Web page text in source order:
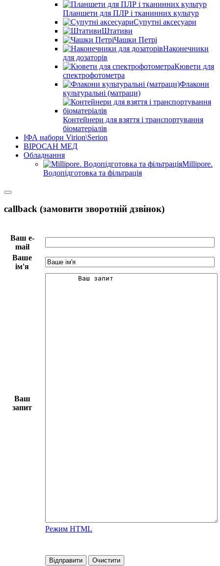
Планшети для ПЛР і тканинних культур
Супутні аксесуари
Штативи
Чашки Петрі
Наконечники
для дозаторів
Кювети для
спектрофотометра
Флакони
культуральні (матраци)
Контейнери для взяття і транспортування
біоматеріалів
ІФА набори Virion\Serion
ВІРОСАН МЕД
Обладнання
Millipore.
Водопідготовка та фільтрація
callback (замовити зворотній дзвінок)
Ваш e-
mail
Ваше
ім'я
Ваш
запит
Режим HTML